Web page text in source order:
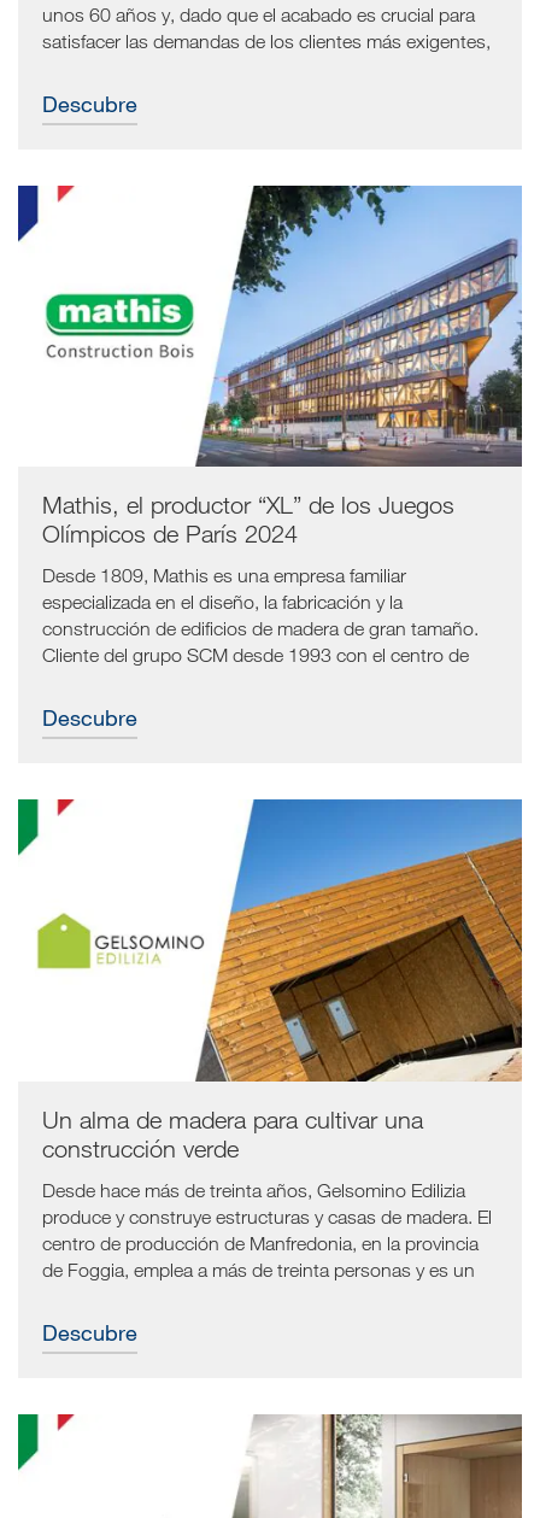
unos 60 años y, dado que el acabado es crucial para
satisfacer las demandas de los clientes más exigentes,
generación.
Descubre
Mathis, el productor “XL” de los Juegos
Olímpicos de París 2024
Desde 1809, Mathis es una empresa familiar
especializada en el diseño, la fabricación y la
construcción de edificios de madera de gran tamaño.
Cliente del grupo SCM desde 1993 con el centro de
en los últimos años Mathis ha tenido que hacer frente a
numerosas solicitudes, incluso fuera de lo común.
Descubre
Un alma de madera para cultivar una
construcción verde
Desde hace más de treinta años, Gelsomino Edilizia
produce y construye estructuras y casas de madera. El
centro de producción de Manfredonia, en la provincia
de Foggia, emplea a más de treinta personas y es un
construcción sostenible también en el sur de Italia.
Descubre